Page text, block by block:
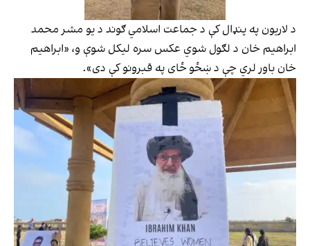
د لاريون په پنډال کې د جماعت اسلامي ګوند د يو مشر محمد
ابراهيم خان د لګول شوي عکس سره ليکل شوې و، «ابراهيم
خان باور لري چې د ښځو ځای په قبرونو کې دی».